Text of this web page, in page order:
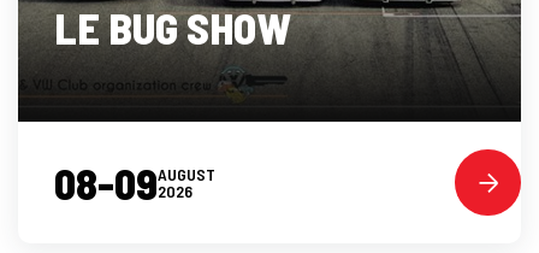
LE BUG SHOW
08-09AUGUST
2026